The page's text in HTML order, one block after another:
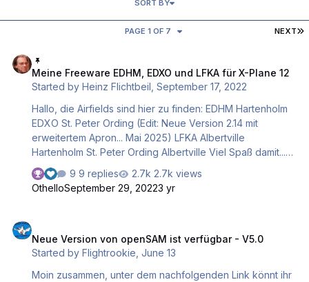
NEXT
PAGE 1 OF 7
SORT BY
Meine Freeware EDHM, EDXO und LFKA für X-Plane 12
Started byHeinz Flichtbeil ,September 17, 2022
Hallo, die Airfields sind hier zu finden: EDHM Hartenholm
EDXO St. Peter Ording (Edit: Neue Version 2.14 mit
erweitertem Apron... Mai 2025) LFKA Albertville
Hartenholm St. Peter Ording Albertville Viel Spaß damit...
Gruß Heinz
9 replies
2.7k views
OthelloSeptember 29, 20223 yr
Neue Version von openSAM ist verfügbar - V5.0
Started byFlightrookie ,June 13
Moin zusammen, unter dem nachfolgenden Link könnt ihr